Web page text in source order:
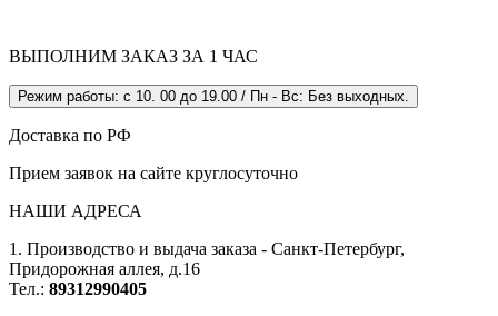
ВЫПОЛНИМ ЗАКАЗ ЗА 1 ЧАС
Режим работы: с 10. 00 до 19.00 / Пн - Вс: Без выходных.
Доставка по РФ
Прием заявок на сайте круглосуточно
НАШИ АДРЕСА
1. Производство и выдача заказа - Санкт-Петербург,
Придорожная аллея, д.16
Тел.: 89312990405